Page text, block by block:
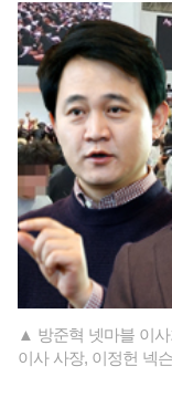
▲ 방준혁 넷마블 이
이사 사장, 이정헌 넥